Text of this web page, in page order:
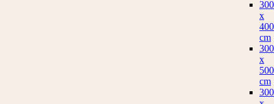
300
x
400
cm
300
x
500
cm
300